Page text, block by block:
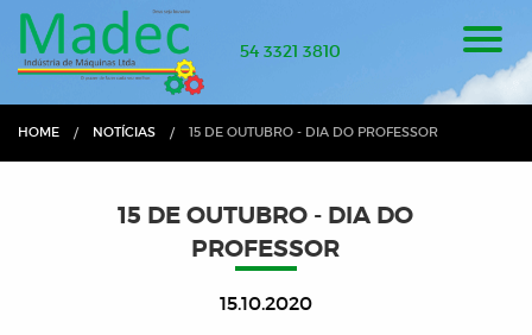
54 3321 3810
HOME NOTÍCIAS CURRENT:
15 DE OUTUBRO - DIA DO PROFESSOR
15 DE OUTUBRO - DIA DO
PROFESSOR
15.10.2020